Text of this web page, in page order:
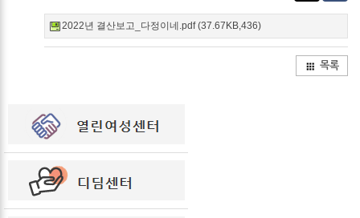
Twitter
2022년 결산보고_다정이네.pdf (37.67KB,436)
목록